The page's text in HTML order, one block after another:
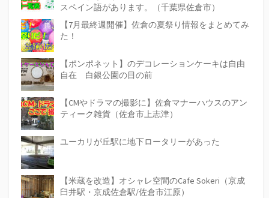
スペイン語があります。（千葉県佐倉市）
【7月最終週開催】佐倉の夏祭り情報をまとめてみ
た！
【ポンポネット】のデコレーションケーキは自由
自在 白銀公園の目の前
【CMやドラマの撮影に】佐倉マナーハウスのアン
ティーク雑貨（佐倉市上志津）
ユーカリが丘駅に地下ロータリーがあった
【米蔵を改造】オシャレ空間のCafe Sokeri（京成
臼井駅・京成佐倉駅/佐倉市江原）